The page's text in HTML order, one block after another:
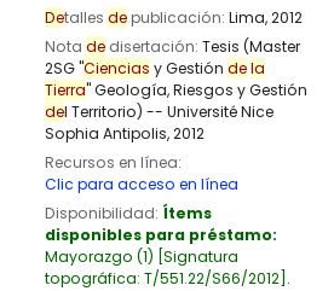
Detalles depublicación: Lima,2012
Nota dedisertación: Tesis (Master
2SG "Ciencias y Gestión dela
Tierra" Geología, Riesgos y Gestión
del Territorio) -- Université Nice
Sophia Antipolis, 2012
Recursos en línea:
Clic para acceso en línea
Disponibilidad: Ítems
disponibles para préstamo:
Mayorazgo (1) Signatura
topográfica: T/551.22/S66/2012 .